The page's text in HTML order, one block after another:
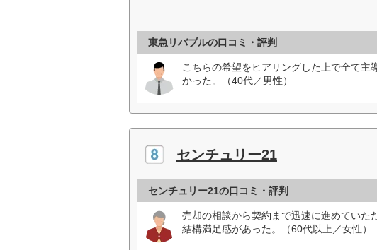
東急リバブルの口コミ・評判
こちらの希望をヒアリングした上で全て
かった。（40代／男性）
センチュリー21
センチュリー21の口コミ・評判
売却の相談から契約まで迅速に進めていた
結構満足感があった。（60代以上／女性）